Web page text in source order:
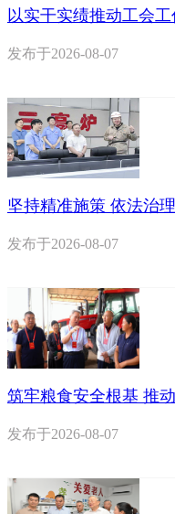
以实干实绩推动工会
发布于2026-08-07
坚持精准施策 依法治
发布于2026-08-07
筑牢粮食安全根基 推
发布于2026-08-07